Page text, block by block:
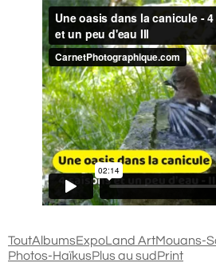
ToutAlbumsExpoLand ArtMouans-
Photos-HaïkusPlus au sudPrint